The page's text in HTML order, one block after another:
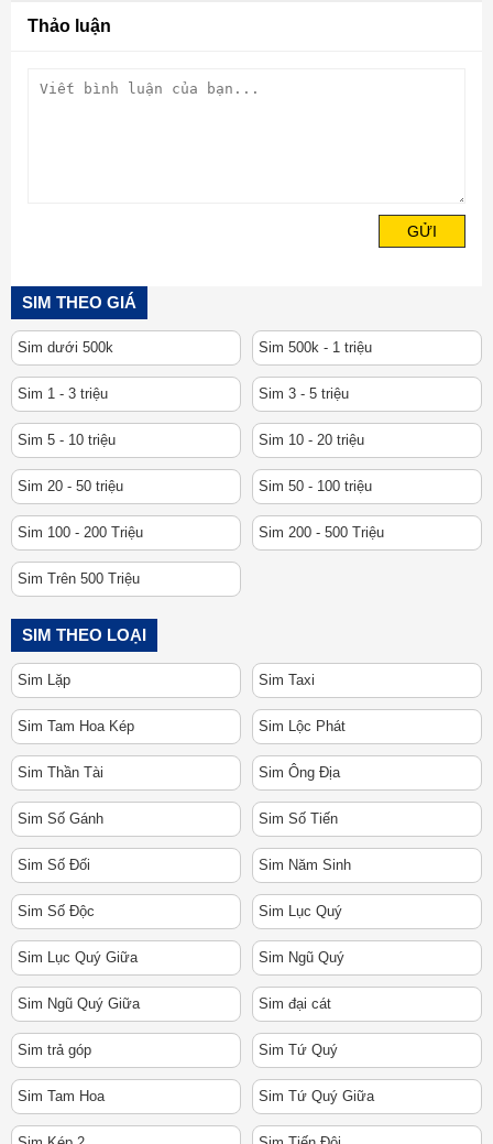
Thảo luận
GỬI
SIM THEO GIÁ
Sim dưới 500k Sim 500k - 1 triệu
Sim 1 - 3 triệu Sim 3 - 5 triệu
Sim 5 - 10 triệu Sim 10 - 20 triệu
Sim 20 - 50 triệu Sim 50 - 100 triệu
Sim 100 - 200 Triệu Sim 200 - 500 Triệu
Sim Trên 500 Triệu
SIM THEO LOẠI
Sim Lặp Sim Taxi
Sim Tam Hoa Kép Sim Lộc Phát
Sim Thần Tài Sim Ông Địa
Sim Số Gánh Sim Số Tiến
Sim Số Đối Sim Năm Sinh
Sim Số Độc Sim Lục Quý
Sim Lục Quý Giữa Sim Ngũ Quý
Sim Ngũ Quý Giữa Sim đại cát
Sim trả góp Sim Tứ Quý
Sim Tam Hoa Sim Tứ Quý Giữa